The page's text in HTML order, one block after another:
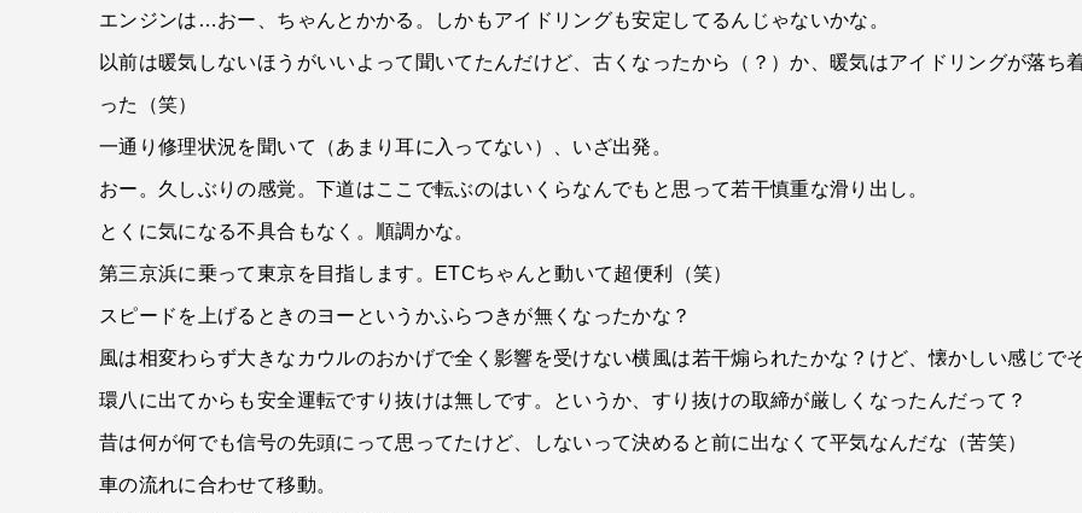
エンジンは…おー、ちゃんとかかる。しかもアイドリングも安定してるんじゃないかな。
以前は暖気しないほうがいいよって聞いてたんだけど、古くなったから（？）か、暖気はアイドリングが落ち
った（笑）
一通り修理状況を聞いて（あまり耳に入ってない）、いざ出発。
おー。久しぶりの感覚。下道はここで転ぶのはいくらなんでもと思って若干慎重な滑り出し。
とくに気になる不具合もなく。順調かな。
第三京浜に乗って東京を目指します。ETCちゃんと動いて超便利（笑）
スピードを上げるときのヨーというかふらつきが無くなったかな？
風は相変わらず大きなカウルのおかげで全く影響を受けない横風は若干煽られたかな？けど、懐かしい感じで
環八に出てからも安全運転ですり抜けは無しです。というか、すり抜けの取締が厳しくなったんだって？
昔は何が何でも信号の先頭にって思ってたけど、しないって決めると前に出なくて平気なんだな（苦笑）
車の流れに合わせて移動。